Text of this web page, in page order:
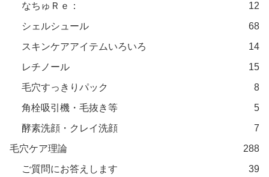
なちゅＲｅ：
12
シェルシュール
68
スキンケアアイテムいろいろ
14
レチノール
15
毛穴すっきりパック
8
角栓吸引機・毛抜き等
5
酵素洗顔・クレイ洗顔
7
毛穴ケア理論
288
ご質問にお答えします
39